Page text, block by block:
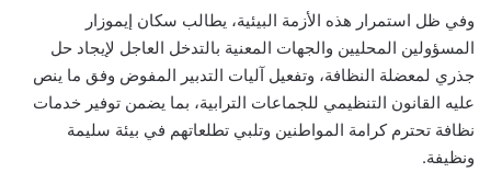
وفي ظل استمرار هذه الأزمة البيئية، يطالب سكان إيموزار
المسؤولين المحليين والجهات المعنية بالتدخل العاجل لإيجاد حل
جذري لمعضلة النظافة، وتفعيل آليات التدبير المفوض وفق ما ينص
عليه القانون التنظيمي للجماعات الترابية، بما يضمن توفير خدمات
نظافة تحترم كرامة المواطنين وتلبي تطلعاتهم في بيئة سليمة
ونظيفة.